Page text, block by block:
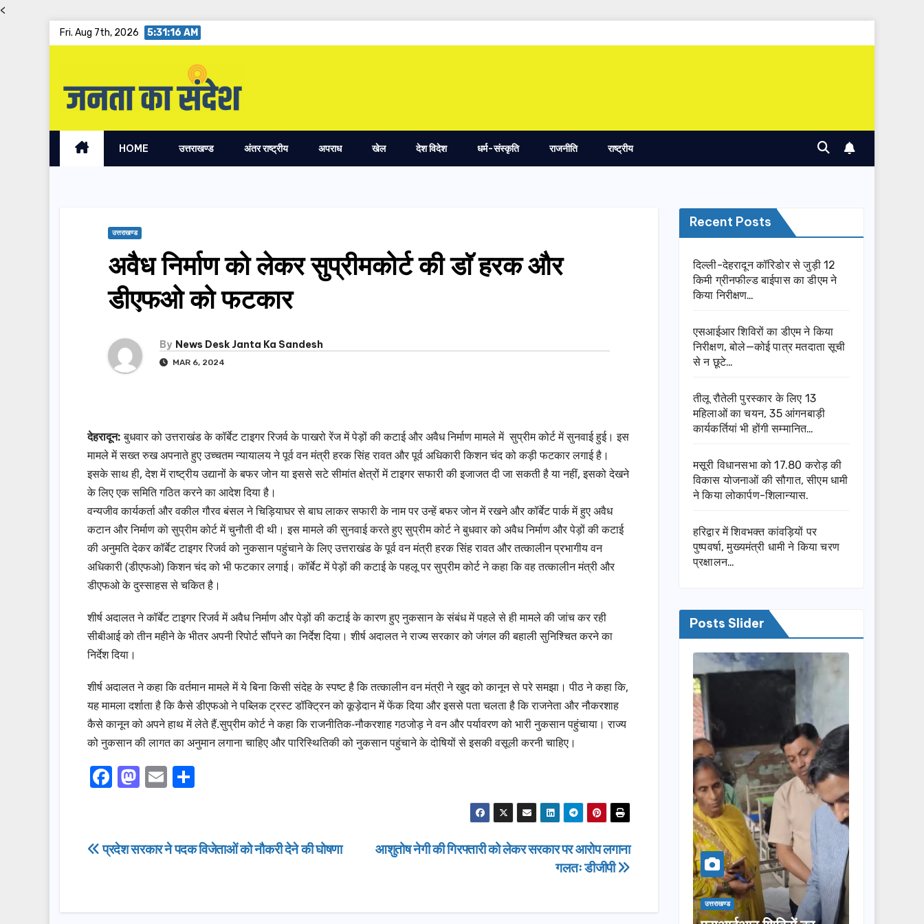
<
Fri. Aug 7th, 2026 5:31:17 AM
HOME उत्तराखण्ड अंतर राष्ट्रीय अपराध खेल देश विदेश धर्म-संस्कृति राजनीति राष्ट्रीय
उत्तराखण्ड
अवैध निर्माण को लेकर सुप्रीमकोर्ट की डाॅ हरक और
डीएफओ को फटकार
By News Desk Janta Ka Sandesh
MAR 6, 2024
देहरादून:बुधवार को उत्तराखंड के कॉर्बेट टाइगर रिजर्व के पाखरो रेंज में पेड़ों की कटाई और अवैध निर्माण मामले में सुप्रीम कोर्ट में सुनवाई हुई। इस
मामले में सख्त रुख अपनाते हुए उच्चतम न्यायालय ने पूर्व वन मंत्री हरक सिंह रावत और पूर्व अधिकारी किशन चंद को कड़ी फटकार लगाई है।
इसके साथ ही, देश में राष्ट्रीय उद्यानों के बफर जोन या इससे सटे सीमांत क्षेत्रों में टाइगर सफारी की इजाजत दी जा सकती है या नहीं, इसको देखने
के लिए एक समिति गठित करने का आदेश दिया है।
वन्यजीव कार्यकर्ता और वकील गौरव बंसल ने चिड़ियाघर से बाघ लाकर सफारी के नाम पर उन्‍हें बफर जोन में रखने और कॉर्बेट पार्क में हुए अवैध
कटान और निर्माण को सुप्रीम कोर्ट में चुनौती दी थी। इस मामले की सुनवाई करते हुए सुप्रीम कोर्ट ने बुधवार को अवैध निर्माण और पेड़ों की कटाई
की अनुमति देकर कॉर्बेट टाइगर रिजर्व को नुकसान पहुंचाने के लिए उत्तराखंड के पूर्व वन मंत्री हरक सिंह रावत और तत्कालीन प्रभागीय वन
अधिकारी (डीएफओ) किशन चंद को भी फटकार लगाई। कॉर्बेट में पेड़ों की कटाई के पहलू पर सुप्रीम कोर्ट ने कहा कि वह तत्कालीन मंत्री और
डीएफओ के दुस्साहस से चकित है।
शीर्ष अदालत ने कॉर्बेट टाइगर रिजर्व में अवैध निर्माण और पेड़ों की कटाई के कारण हुए नुकसान के संबंध में पहले से ही मामले की जांच कर रही
सीबीआई को तीन महीने के भीतर अपनी रिपोर्ट सौंपने का निर्देश दिया। शीर्ष अदालत ने राज्य सरकार को जंगल की बहाली सुनिश्चित करने का
निर्देश दिया।
शीर्ष अदालत ने कहा कि वर्तमान मामले में ये बिना किसी संदेह के स्पष्ट है कि तत्कालीन वन मंत्री ने खुद को कानून से परे समझा। पीठ ने कहा कि,
यह मामला दर्शाता है कि कैसे डीएफओ ने पब्लिक ट्रस्ट डॉक्ट्रिन को कूड़ेदान में फेंक दिया और इससे पता चलता है कि राजनेता और नौकरशाह
कैसे कानून को अपने हाथ में लेते हैं.सुप्रीम कोर्ट ने कहा कि राजनीतिक-नौकरशाह गठजोड़ ने वन और पर्यावरण को भारी नुकसान पहुंचाया। राज्य
को नुकसान की लागत का अनुमान लगाना चाहिए और पारिस्थितिकी को नुकसान पहुंचाने के दोषियों से इसकी वसूली करनी चाहिए।
F
e
o
M
o
n
E
e
Post
आशुतोष नेगी की गिरफ्तारी को लेकर सरकार पर आरोप लगाना
गलतः डीजीपी
प्रदेश सरकार ने पदक विजेताओं को नौकरी देने की घोषणा
Recent Posts
दिल्ली-देहरादून कॉरिडोर से जुड़ी 12
किमी ग्रीनफील्ड बाईपास का डीएम ने
किया निरीक्षण…
एसआईआर शिविरों का डीएम ने किया
निरीक्षण, बोले—कोई पात्र मतदाता सूची
से न छूटे…
तीलू रौतेली पुरस्कार के लिए 13
महिलाओं का चयन, 35 आंगनबाड़ी
कार्यकर्तियां भी होंगी सम्मानित…
मसूरी विधानसभा को 17.80 करोड़ की
विकास योजनाओं की सौगात, सीएम धामी
ने किया लोकार्पण-शिलान्यास.
हरिद्वार में शिवभक्त कांवड़ियों पर
पुष्पवर्षा, मुख्यमंत्री धामी ने किया चरण
प्रक्षालन…
Posts Slider
उत्तराखण्ड